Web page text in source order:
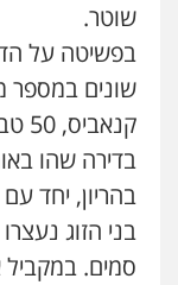
שוטר.
בפשיטה על
בדירה שהו
בהריון, יחד עם
בני הזוג
סמים.